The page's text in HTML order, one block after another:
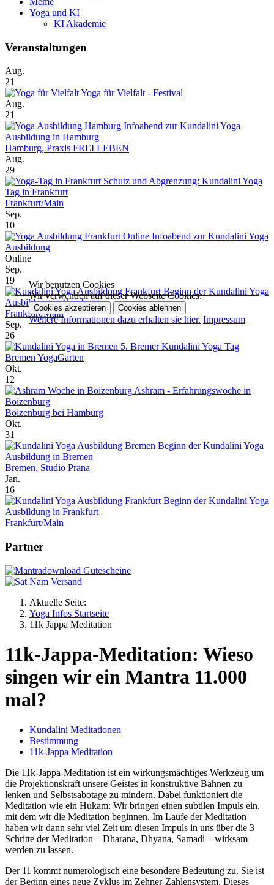
Yoga und KI
KI Akademie
Veranstaltungen
Aug.
21
Yoga für Vielfalt - Festival
Aug.
21
Infoabend zur Kundalini Yoga
Ausbildung in Hamburg
Hamburg, Praxis FREI LEBEN
Aug.
29
Schutz und Abgrenzung: Kundalini Yoga
Tag in Frankfurt
Frankfurt/Main
Sep.
10
Online Infoabend zur Kundalini Yoga
Ausbildung
Online
Sep.
19
Beginn der Kundalini Yoga
Ausbildung in Hamburg
Frankfurt/Main
Sep.
26
5. Bremer Kundalini Yoga Tag
Bremen YogaGarten
Okt.
12
Ashram - Erfahrungswoche in
Boizenburg
Boizenburg bei Hamburg
Okt.
31
Beginn der Kundalini Yoga
Ausbildung in Bremen
Bremen, Studio Prana
Jan.
16
Beginn der Kundalini Yoga
Ausbildung in Frankfurt
Frankfurt/Main
Partner
Aktuelle Seite:
Yoga Infos Startseite
11k Jappa Meditation
11k-Jappa-Meditation: Wieso
singen wir ein Mantra 11.000
mal?
Kundalini Meditationen
Bestimmung
11k-Jappa Meditation
Die 11k-Jappa-Meditation ist ein wirkungsmächtiges Werkzeug um
die Projektionskraft unsere Geistes in konstruktive Bahnen zu
lenken und Selbstsabotage zu mindern. Dabei funktioniert die
Meditation wie ein Hukam: Wir bringen einen subtilen Impuls ein,
mit dem wir die Meditation beginnen. Im Laufe der Meditation
haben wir dann sehr viel Zeit um diesen Impuls in uns über die 3
Schritte der Meditation – Dharana, Dhyana, Samadi – wirksam
werden zu lassen.
Der 11 kommt numerologisch eine besondere Bedeutung zu. Sie ist
der Beginn eines neue Zyklus im Zehner-Zahlensystem. Dieses
Wir benutzen Cookies
Wir verwenden auf dieser Webseite Cookies.
Cookies akzeptieren Cookies ablehnen
Weitere Informationen dazu erhalten sie hier. Impressum